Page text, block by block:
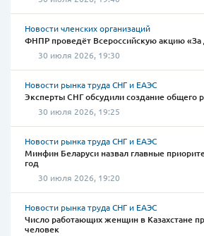
Новости членских организаций
ФНПР проведёт Всероссийскую акцию «За
30 июля 2026, 19:30
Новости рынка труда СНГ и ЕАЭС
Эксперты СНГ обсудили создание общего
30 июля 2026, 19:25
Новости рынка труда СНГ и ЕАЭС
Минфин Беларуси назвал главные
год
30 июля 2026, 19:20
Новости рынка труда СНГ и ЕАЭС
Число работающих женщин в Казахстане
человек